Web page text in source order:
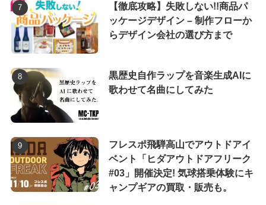
【徹底攻略】失敗しない!!商品パ
ッケージデザイン – 制作フローか
らデザイン会社の選び方まで
黒歴史自作ラップを音楽生成AIに
歌わせて名曲にしてみた
フレスポ飛騨高山でアウトドアイ
ベント「ヒダアウトドアフリーク
#03」開催決定! 気球搭乗体験にキ
ャンプギアの買取・販売も。